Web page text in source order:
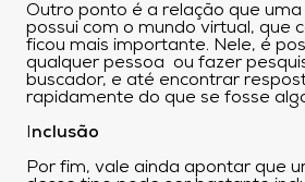
Outro ponto é a relação que
possui com o mundo virtual, que
ficou mais importante. Nele, é
qualquer pessoa ou fazer
buscador, e até encontrar
rapidamente do que se fosse
nclusão
Por fim, vale ainda apontar que